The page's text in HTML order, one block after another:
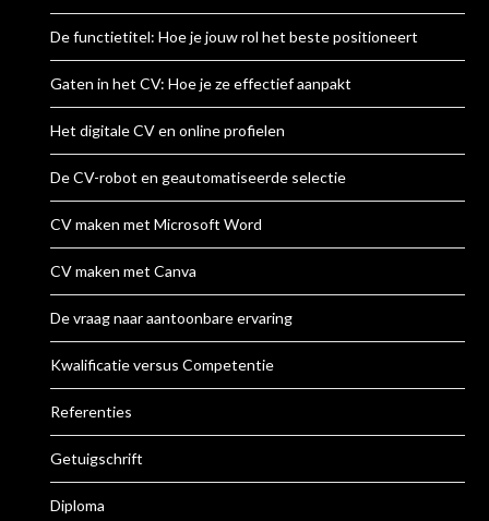
De functietitel: Hoe je jouw rol het beste positioneert
Gaten in het CV: Hoe je ze effectief aanpakt
Het digitale CV en online profielen
De CV-robot en geautomatiseerde selectie
CV maken met Microsoft Word
CV maken met Canva
De vraag naar aantoonbare ervaring
Kwalificatie versus Competentie
Referenties
Getuigschrift
Diploma